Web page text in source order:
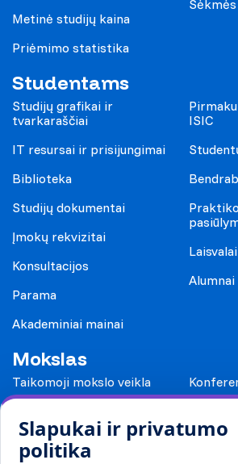
Slapukai ir privatumo
politika
Metinė studijų kaina
Priėmimo statistika
Studentams
Studijų grafikai ir
tvarkaraščiai
IT resursai ir prisijungimai
Biblioteka
Studijų dokumentai
Įmokų rekvizitai
Konsultacijos
Parama
Akademiniai mainai
ISIC
Alumnai
Mokslas
Taikomoji mokslo veikla
Mokykloms